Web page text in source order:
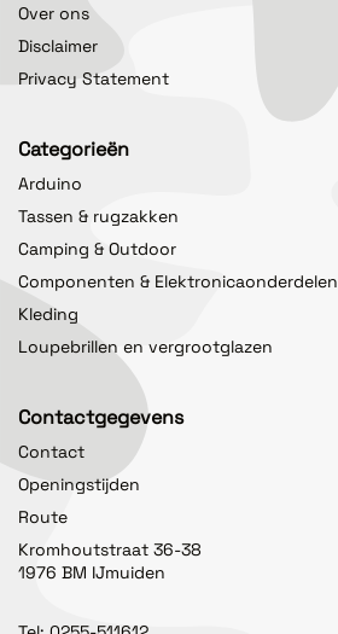
Over ons
Disclaimer
Privacy Statement
Categorieën
Arduino
Tassen & rugzakken
Camping & Outdoor
Componenten & Elektronicaonderdelen
Kleding
Loupebrillen en vergrootglazen
Contactgegevens
Contact
Openingstijden
Route
Kromhoutstraat 36-38
1976 BM IJmuiden